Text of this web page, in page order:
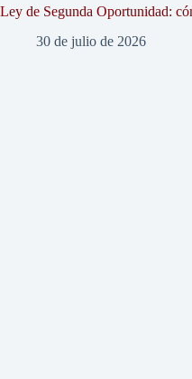
Ley de Segunda Oportunidad:
30 de julio de 2026